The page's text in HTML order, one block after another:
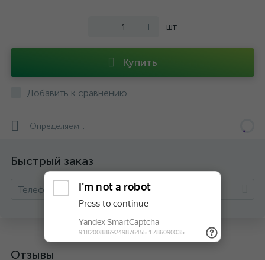
- + шт
Купить
Добавить к сравнению
Определяем...
Быстрый заказ
Отзывы